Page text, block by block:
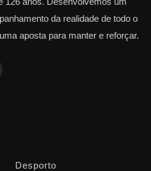
da realidade de todo o
aposta para manter e reforçar.
Desporto